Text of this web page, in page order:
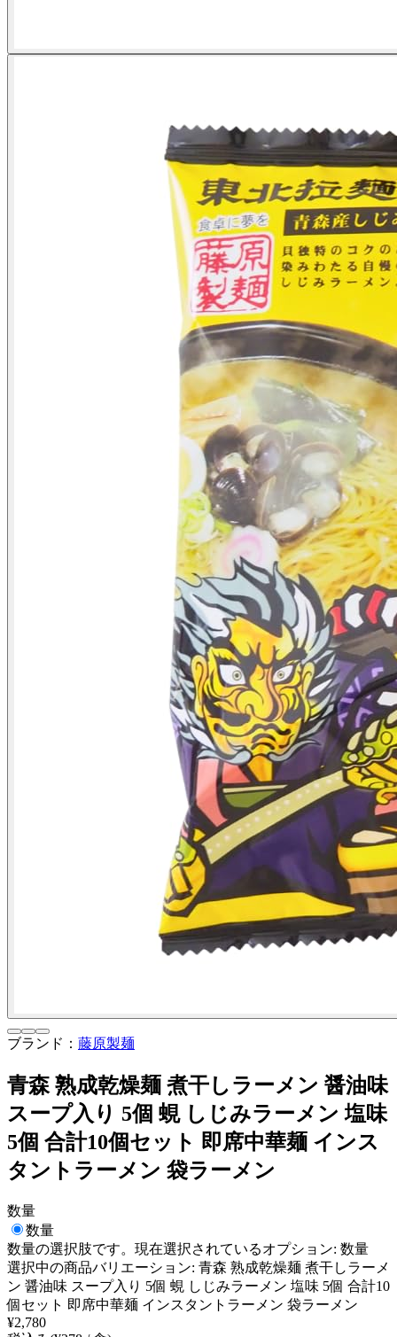
ブランド： 藤原製麺
青森 熟成乾燥麺 煮干しラーメン 醤油味
スープ入り 5個 蜆 しじみラーメン 塩味
5個 合計10個セット 即席中華麺 インス
タントラーメン 袋ラーメン
数量
数量
数量の選択肢です。現在選択されているオプション: 数量
選択中の商品バリエーション: 青森 熟成乾燥麺 煮干しラーメ
ン 醤油味 スープ入り 5個 蜆 しじみラーメン 塩味 5個 合計10
個セット 即席中華麺 インスタントラーメン 袋ラーメン
¥2,780